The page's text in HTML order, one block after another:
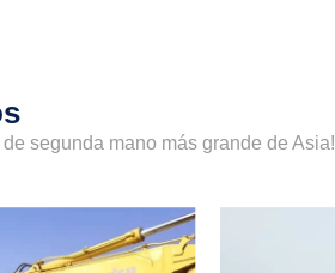
segunda mano más grande de Asia!